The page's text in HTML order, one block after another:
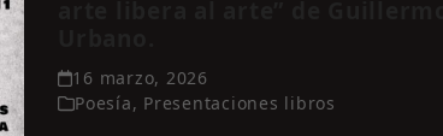
16 marzo, 2026
Poesía, Presentaciones libros